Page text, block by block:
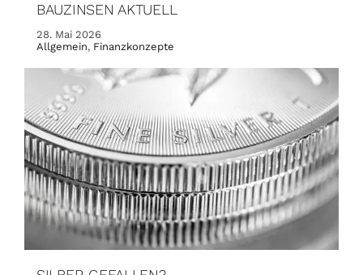
BAUZINSEN AKTUELL
28. Mai 2026
Allgemein, Finanzkonzepte